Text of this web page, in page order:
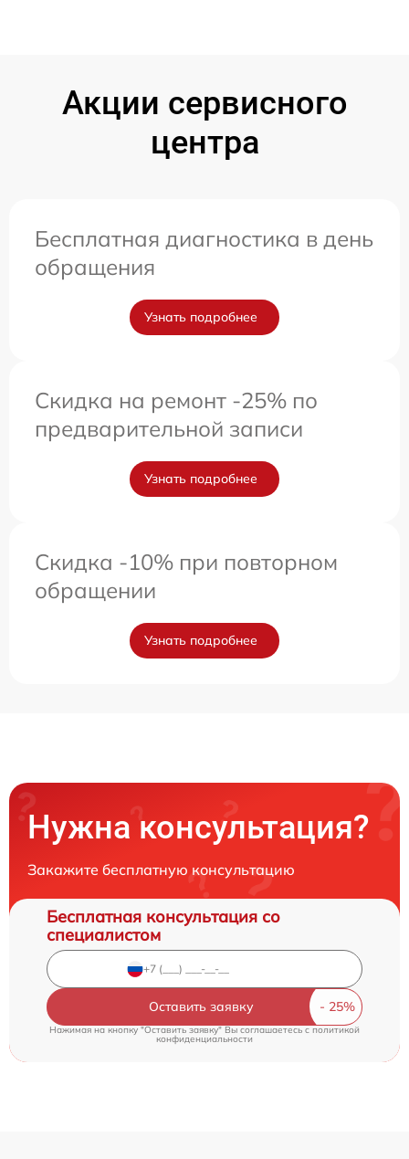
Акции сервисного
центра
Бесплатная диагностика в день
обращения
Узнать подробнее
Скидка на ремонт -25% по
предварительной записи
Узнать подробнее
Скидка -10% при повторном
обращении
Узнать подробнее
Нужна консультация?
Закажите бесплатную консультацию
Бесплатная консультация со
специалистом
Оставить заявку
Нажимая на кнопку "Оставить заявку" Вы соглашаетесь cполитикой
конфиденциальности